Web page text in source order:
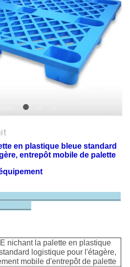
en plastique bleue standard
entrepôt mobile de palette
de détail
nichant la palette en plastique
logistique pour l'étagère,
mobile d'entrepôt de palette